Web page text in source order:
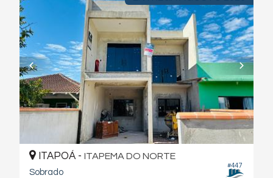
#447
ITAPOÁ - ITAPEMA DO NORTE
Sobrado